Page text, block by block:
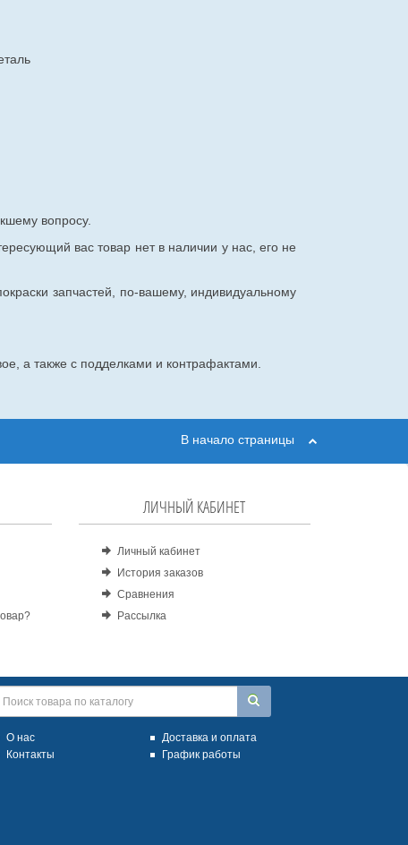
вопросу.
вас товар нет в наличии у нас, его не
запчастей, по-вашему, индивидуальному
а также с подделками и контрафактами.
В начало страницы
ЛИЧНЫЙ КАБИНЕТ
Личный кабинет
История заказов
Сравнения
Рассылка
О нас
Доставка и оплата
Контакты
График работы